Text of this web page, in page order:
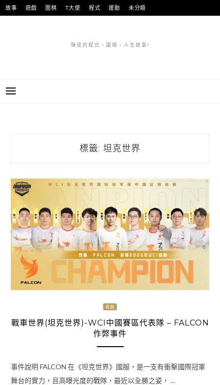
跳
至
故事 遊戲 圍棋 T大使 程式 運動 未分類
陳皮的程式、圍棋、人生故事!
標籤: 坦克世界
遊戲
戰車世界(坦克世界)-WCI中國賽區代表隊 – FALCON
作弊事件
事件說明 FALCON 在《坦克世界》國服，是一支有衝擊國際冠軍
舞台的實力，且高曝光度的戰隊，最近以全勝之姿， …